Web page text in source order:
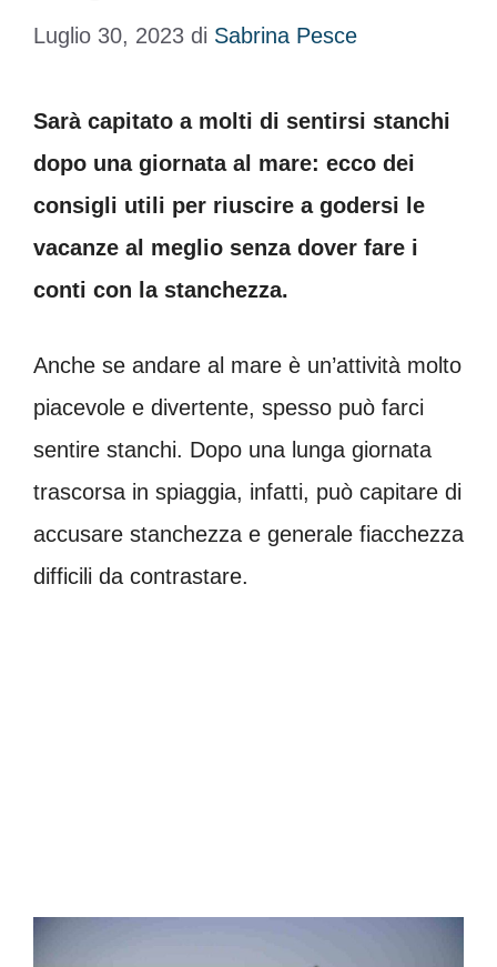
Luglio 30, 2023 di Sabrina Pesce
Sarà capitato a molti di sentirsi stanchi
dopo una giornata al mare: ecco dei
consigli utili per riuscire a godersi le
vacanze al meglio senza dover fare i
conti con la stanchezza.
Anche se andare al mare è un’attività molto
piacevole e divertente, spesso può farci
sentire stanchi. Dopo una lunga giornata
trascorsa in spiaggia, infatti, può capitare di
accusare stanchezza e generale fiacchezza
difficili da contrastare.